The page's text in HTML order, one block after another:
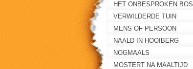
HET ONBESPROKEN BOS
VERWILDERDE TUIN
MENS OF PERSOON
NAALD IN HOOIBERG
NOGMAALS
MOSTERT NA MAALTIJD